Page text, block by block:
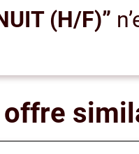
(H/F)”
offre